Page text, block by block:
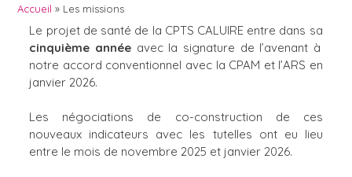
Fil
d'Ariane
Accueil Les missions
Le projet de santé de la CPTS CALUIRE entre dans sa
cinquième année avec la signature de l’avenant à
notre accord conventionnel avec la CPAM et l’ARS en
janvier 2026.
Les négociations de co-construction de ces
nouveaux indicateurs avec les tutelles ont eu lieu
entre le mois de novembre 2025 et janvier 2026.